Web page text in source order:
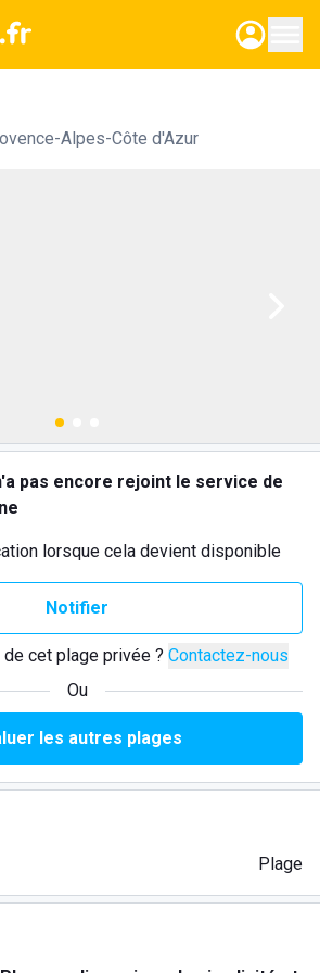
Alpes-Côte d'Azur
pas encore rejoint le service de
lorsque cela devient disponible
Notifier
cet plage privée ? Contactez-nous
Ou
les autres plages
Plage